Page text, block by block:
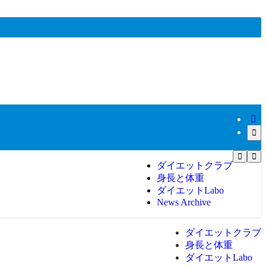
ダイエットクラブ
身長と体重
ダイエットLabo
News Archive
ダイエットクラブ
身長と体重
ダイエットLabo